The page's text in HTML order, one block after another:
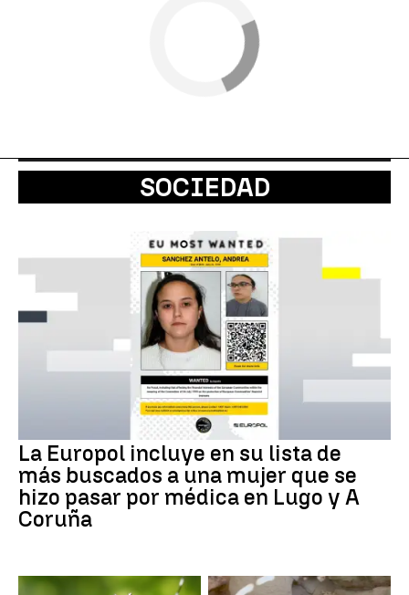
SOCIEDAD
La Europol incluye en su lista de
más buscados a una mujer que se
hizo pasar por médica en Lugo y A
Coruña